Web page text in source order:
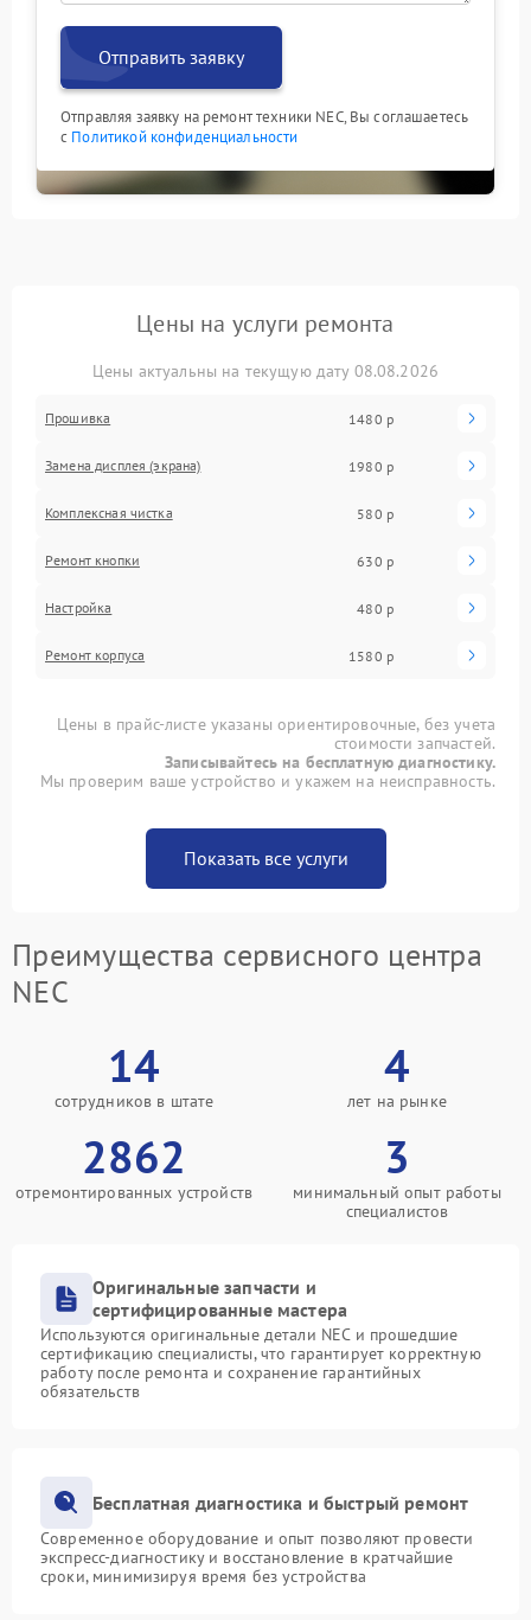
Отправить заявку
Отправляя заявку на ремонт техники NEC, Вы соглашаетесь
с Политикой конфиденциальности
Цены на услуги ремонта
Цены актуальны на текущую дату 08.08.2026
Прошивка 1480 р
Замена дисплея (экрана) 1980 р
Комплексная чистка 580 р
Ремонт кнопки 630 р
Настройка 480 р
Ремонт корпуса 1580 р
Цены в прайс-листе указаны ориентировочные, без учета
стоимости запчастей.
Записывайтесь на бесплатную диагностику.
Мы проверим ваше устройство и укажем на неисправность.
Показать все услуги
Преимущества сервисного центра
NEC
14
сотрудников в штате
4
лет на рынке
2862
отремонтированных устройств
3
минимальный опыт работы
специалистов
Оригинальные запчасти и
сертифицированные мастера
Используются оригинальные детали NEC и прошедшие
сертификацию специалисты, что гарантирует корректную
работу после ремонта и сохранение гарантийных
обязательств
Бесплатная диагностика и быстрый ремонт
Современное оборудование и опыт позволяют провести
экспресс-диагностику и восстановление в кратчайшие
сроки, минимизируя время без устройства